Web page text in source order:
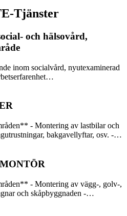
Tjänster
och hälsovård,
inom socialvård, nyutexaminerad
- Montering av lastbilar och
bakgavellyftar, osv. -…
- Montering av vägg-, golv-,
och skåpbyggnaden -…